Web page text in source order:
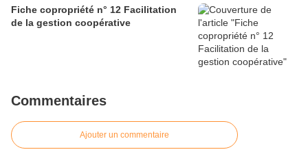
Fiche copropriété n° 12 Facilitation
de la gestion coopérative
Commentaires
Ajouter un commentaire